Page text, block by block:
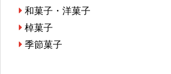
和菓子・洋菓子
棹菓子
季節菓子